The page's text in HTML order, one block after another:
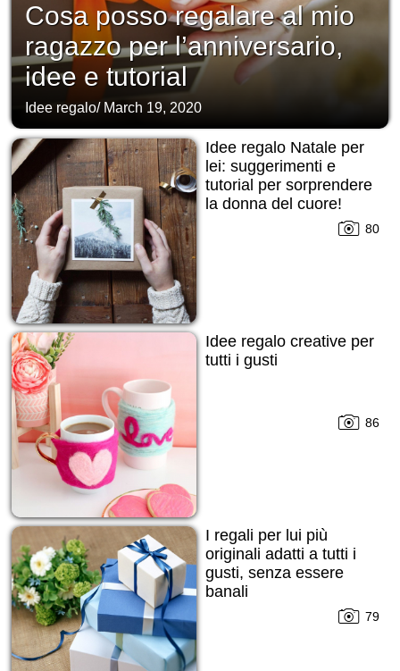
Cosa posso regalare al mio
ragazzo per l’anniversario,
idee e tutorial
Idee regalo/ March 19, 2020
Idee regalo Natale per
lei: suggerimenti e
tutorial per sorprendere
la donna del cuore!
80
Idee regalo creative per
tutti i gusti
86
I regali per lui più
originali adatti a tutti i
gusti, senza essere
banali
79